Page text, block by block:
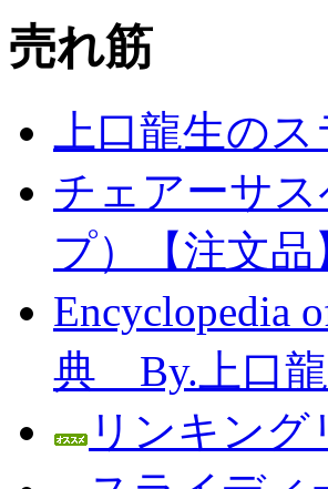
売れ筋
上口龍生の
チェアーサ
プ）【注文品
Encyclopedia
典 By.上口
リンキン